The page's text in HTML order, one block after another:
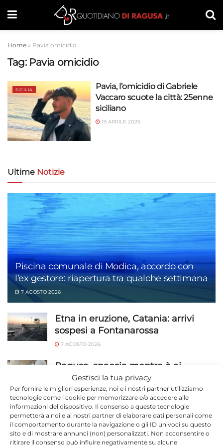
Gestisci la tua privacy
Per fornire le migliori esperienze, noi e i nostri partner utilizziamo
tecnologie come i cookie per memorizzare e/o accedere alle
informazioni del dispositivo. Il consenso a queste tecnologie
permetterà a noi e ai nostri partner di elaborare dati personali come
il comportamento durante la navigazione o gli ID univoci su questo
sito e di mostrare annunci (non) personalizzati. Non acconsentire o
ritirare il consenso può influire negativamente su alcune
Home » Pavia omicidio
Tag: Pavia omicidio
SICILIA
Pavia, l’omicidio di Gabriele
Vaccaro scuote la città: 25enne
siciliano
19 APRILE 2026
Ultime Notizie
Piscina comunale di Modica, accordo con
l’ex gestore: riapertura tra qualche settimana
7 AGOSTO 2026
Etna in eruzione, Catania: arrivi
sospesi a Fontanarossa
7 AGOSTO 2026
Ragusa, spaccia mentre è ai
domiciliari: cocaina trovata nel
bagno
7 AGOSTO 2026
Guardia Costiera di Pozzallo, oltre
1.200 controlli sul litorale ibleo: